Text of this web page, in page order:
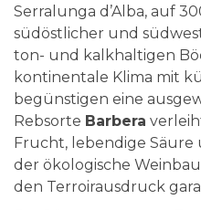
Serralunga d’Alba, auf
südöstlicher und
ton- und kalkhaltigen
kontinentale Klima mit
begünstigen eine
Rebsorte Barbera
Frucht, lebendige Säure
der ökologische
den Terroirausdruck